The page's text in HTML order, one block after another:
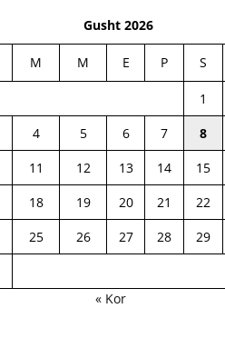
Gusht 2026
M M E P S
1
4 5 6 7 8
11 12 13 14 15
18 19 20 21 22
25 26 27 28 29
« Kor